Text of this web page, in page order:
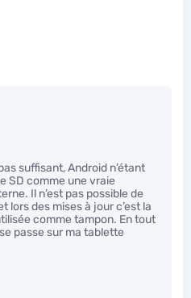
suffisant, Android n’étant
SD comme une vraie
Il n’est pas possible de
lors des mises à jour c’est la
comme tampon. En tout
passe sur ma tablette